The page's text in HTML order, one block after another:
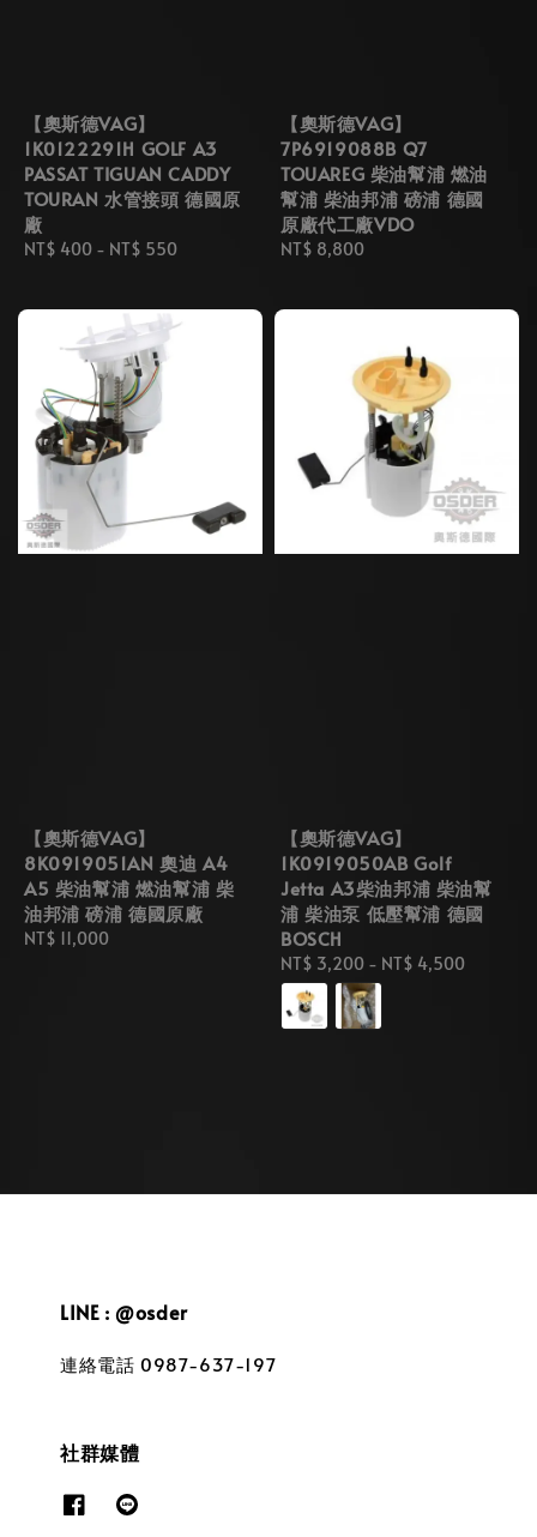
【奧斯德VAG】
1K0122291H GOLF A3
PASSAT TIGUAN CADDY
TOURAN 水管接頭 德國原
廠
Regular
NT$ 400 - NT$ 550
【奧斯德VAG】
7P6919088B Q7
TOUAREG 柴油幫浦 燃油
幫浦 柴油邦浦 磅浦 德國
原廠代工廠VDO
Regular
NT$ 8,800
【奧斯德VAG】
8K0919051AN 奧迪 A4
A5 柴油幫浦 燃油幫浦 柴
油邦浦 磅浦 德國原廠
Regular
NT$ 11,000
【奧斯德VAG】
1K0919050AB Golf
Jetta A3柴油邦浦 柴油幫
浦 柴油泵 低壓幫浦 德國
BOSCH
Regular
price
NT$ 3,200 - NT$ 4,500
LINE : @osder
連絡電話 0987-637-197
社群媒體